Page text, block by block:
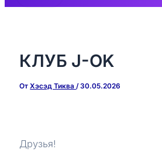
КЛУБ J-OK
ОтХэсэд Тиква/30.05.2026
Друзья!